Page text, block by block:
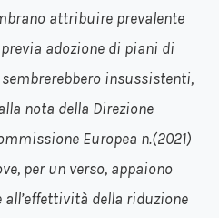
attribuire prevalente
adozione di piani di
insussistenti,
nota della Direzione
Europea n.(2021)
per un verso, appaiono
della riduzione